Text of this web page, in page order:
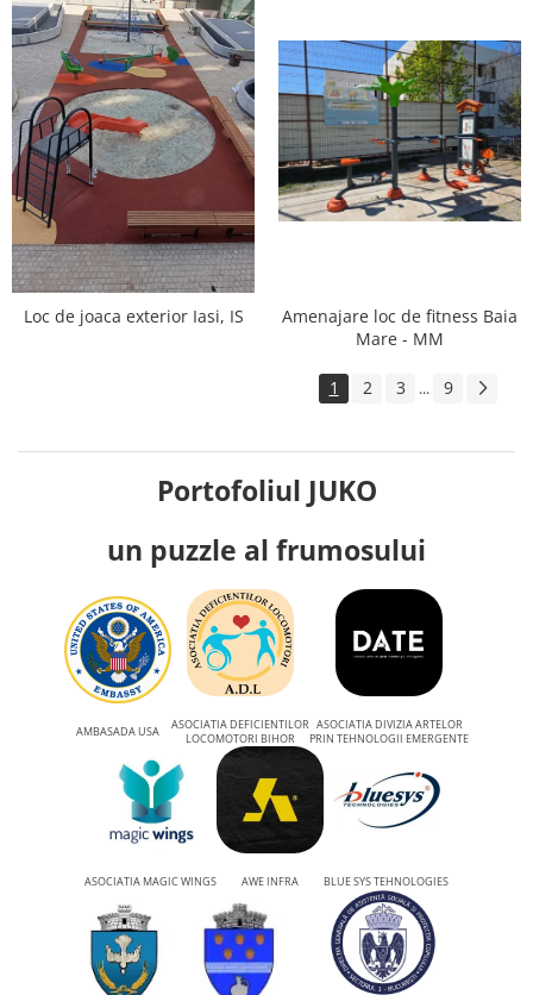
Loc de joaca exterior Iasi, IS
Amenajare loc de fitness Baia
Mare - MM
1 2 3 ... 9
Portofoliul JUKO
un puzzle al frumosului
AMBASADA USA
ASOCIATIA DEFICIENTILOR
LOCOMOTORI BIHOR
ASOCIATIA DIVIZIA ARTELOR
PRIN TEHNOLOGII EMERGENTE
ASOCIATIA MAGIC WINGS AWE INFRA BLUE SYS TEHNOLOGIES